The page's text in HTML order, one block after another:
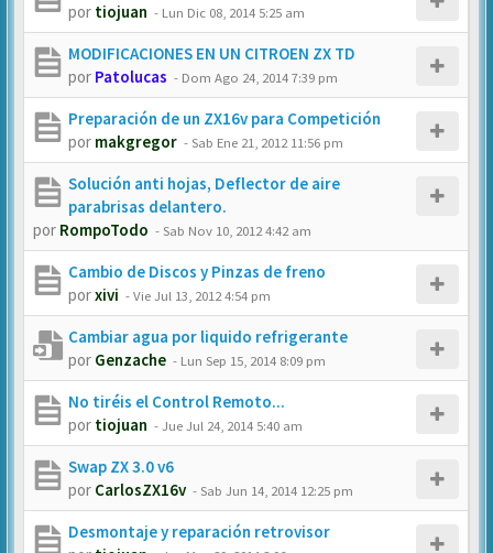
por tiojuan - Lun Dic 08, 2014 5:25 am
MODIFICACIONES EN UN CITROEN ZX TD
por Patolucas - Dom Ago 24, 2014 7:39 pm
Preparación de un ZX16v para Competición
por makgregor -Sab Ene 21, 2012 11:56 pm
Solución anti hojas, Deflector de aire
parabrisas delantero.
por RompoTodo -Sab Nov 10, 2012 4:42 am
Cambio de Discos y Pinzas de freno
porxivi -Vie Jul 13, 2012 4:54 pm
Cambiar agua por liquido refrigerante
por Genzache - Lun Sep 15, 2014 8:09 pm
No tiréis el Control Remoto...
por tiojuan -Jue Jul 24, 2014 5:40 am
Swap ZX 3.0 v6
por CarlosZX16v -Sab Jun 14, 2014 12:25 pm
Desmontaje y reparación retrovisor